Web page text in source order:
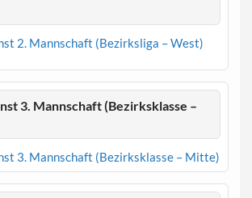
3. Mannschaft (Bezirksklasse –